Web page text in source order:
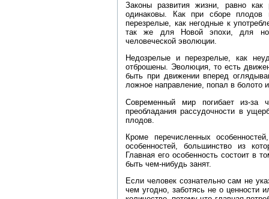
Законы развития жизни, равно
одинаковы. Как при сборе
перезрелые, как негодные к
так же для Новой эпохи, для
человеческой эволюции.
Недозрелые и перезрелые, как
отброшены. Эволюция, то есть
быть при движении вперед
ложное направление, попал в болото
Современный мир погибает из‑за
преобладания рассудочности в
плодов.
Кроме перечисленных
особенностей, большинство из
Главная его особенность состоит в
быть чем‑нибудь занят.
Если человек сознательно сам не
чем угодно, заботясь не о ценности